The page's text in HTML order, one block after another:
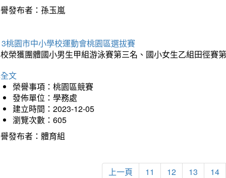
發布者：孫玉嵐
桃園市中小學校運動會桃園區選拔賽
榮獲團體國小男生甲組游泳賽第三名、國小女生乙組田徑賽
文
榮譽事項：桃園區競賽
發佈單位：學務處
建立時間：2023-12-05
瀏覽次數：605
發布者：體育組
上一頁 11 12 13 14